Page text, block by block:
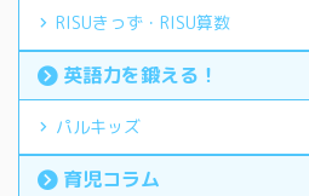
RISUきっず・RISU算数
英語力を鍛える！
パルキッズ
育児コラム